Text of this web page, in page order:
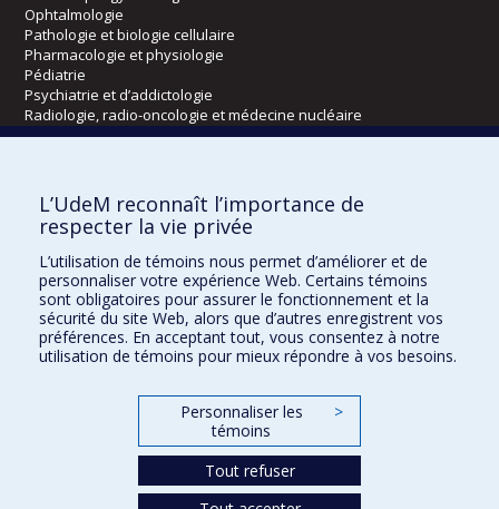
Ophtalmologie
Pathologie et biologie cellulaire
Pharmacologie et physiologie
Pédiatrie
Psychiatrie et d’addictologie
Radiologie, radio-oncologie et médecine nucléaire
Kinésiologie et des sciences de l’activité physique
Orthophonie et audiologie
Réadaptation
Directions
DPC
CPASS
L’UdeM reconnaît l’importance de
respecter la vie privée
L’utilisation de témoins nous permet d’améliorer et de
personnaliser votre expérience Web. Certains témoins
sont obligatoires pour assurer le fonctionnement et la
sécurité du site Web, alors que d’autres enregistrent vos
préférences. En acceptant tout, vous consentez à notre
utilisation de témoins pour mieux répondre à vos besoins.
Personnaliser les
témoins
>
Tout refuser